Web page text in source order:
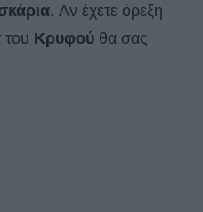
. Αν έχετε όρεξη
του Κρυφού θα σας